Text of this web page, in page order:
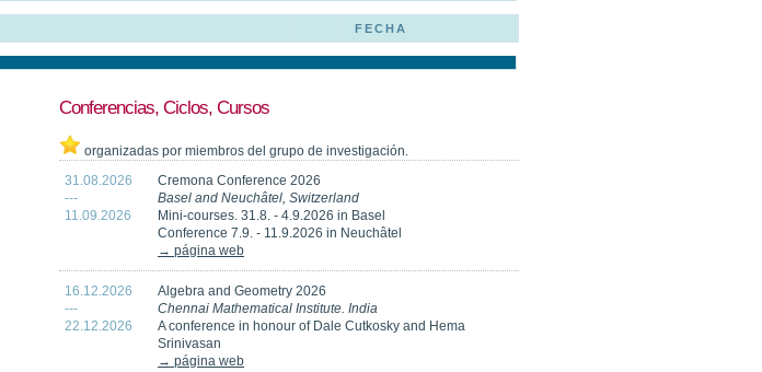
FECHA
Conferencias, Ciclos, Cursos
organizadas por miembros del grupo de investigación.
31.08.2026
---
11.09.2026
Cremona Conference 2026
Basel and Neuchâtel, Switzerland
Mini-courses. 31.8. - 4.9.2026 in Basel
Conference 7.9. - 11.9.2026 in Neuchâtel
→ página web
16.12.2026
---
22.12.2026
Algebra and Geometry 2026
Chennai Mathematical Institute. India
A conference in honour of Dale Cutkosky and Hema
Srinivasan
→ página web